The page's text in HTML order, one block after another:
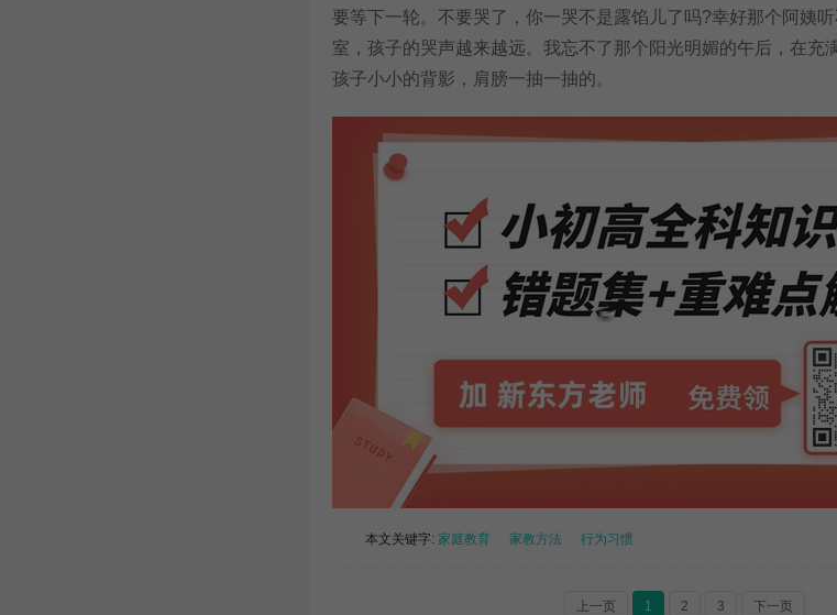
要等下一轮。不要哭了，你一哭不是露馅儿了吗?幸好那个阿姨
室，孩子的哭声越来越远。我忘不了那个阳光明媚的午后，在充
孩子小小的背影，肩膀一抽一抽的。
本文关键字: 家庭教育 家教方法 行为习惯
上一页 1 2 3 下一页